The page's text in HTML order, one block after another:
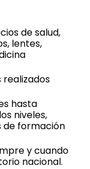
de salud,
lentes,
realizados
hasta
niveles,
de formación
y cuando
nacional.